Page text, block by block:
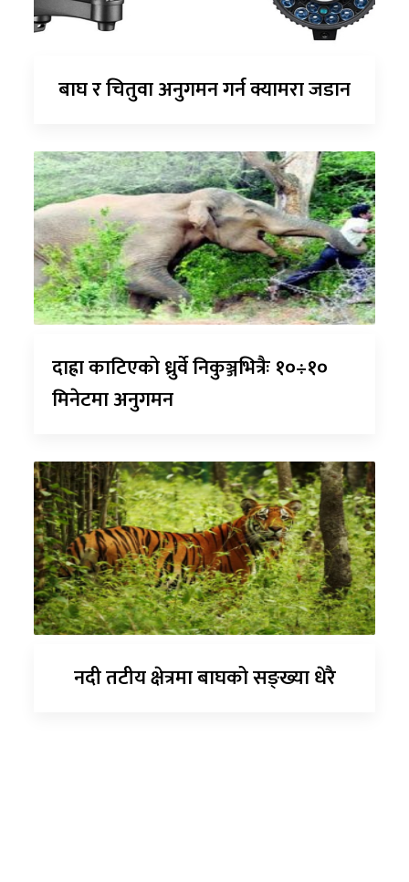
बाघ र चितुवा अनुगमन गर्न क्यामरा जडान
दाह्रा काटिएको ध्रुर्वे निकुञ्जभित्रैः १०÷१०
मिनेटमा अनुगमन
नदी तटीय क्षेत्रमा बाघको सङ्ख्या धेरै